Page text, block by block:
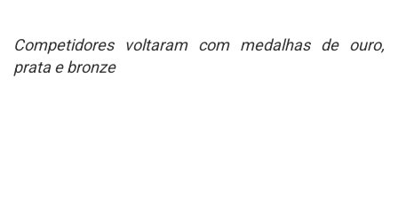
Competidores voltaram com medalhas de ouro,
prata e bronze